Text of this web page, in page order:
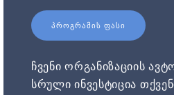
ᲞᲠᲝᲒᲠᲐᲛᲘᲡ ᲤᲐᲡᲘ
ჩვენი ორგანიზაციის
სრული ინვესტიცია